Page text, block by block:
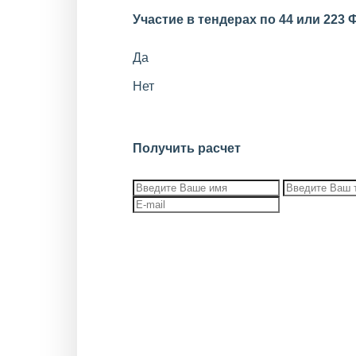
Участие в тендерах по 44 или 223
Да
Нет
Получить расчет